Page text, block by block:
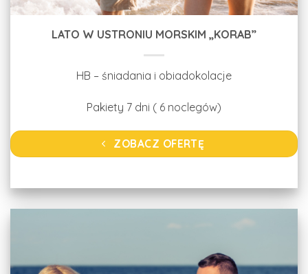
LATO W USTRONIU MORSKIM „KORAB”
HB – śniadania i obiadokolacje
Pakiety 7 dni ( 6 noclegów)
ZOBACZ OFERTĘ